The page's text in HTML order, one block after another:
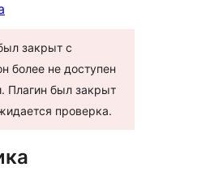
закрыт с
более не доступен
Плагин был закрыт
проверка.